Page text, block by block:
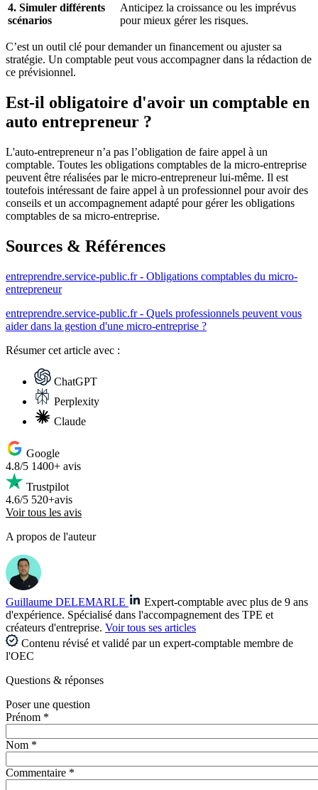
4. Simuler différents
scénarios
Anticipez la croissance ou les imprévus
pour mieux gérer les risques.
C’est un outil clé pour demander un financement ou ajuster sa
stratégie. Un comptable peut vous accompagner dans la rédaction de
ce prévisionnel.
Est-il obligatoire d'avoir un comptable en
auto entrepreneur ?
L'auto-entrepreneur n’a pas l’obligation de faire appel à un
comptable. Toutes les obligations comptables de la micro-entreprise
peuvent être réalisées par le micro-entrepreneur lui-même. Il est
toutefois intéressant de faire appel à un professionnel pour avoir des
conseils et un accompagnement adapté pour gérer les obligations
comptables de sa micro-entreprise.
Sources & Références
entreprendre.service-public.fr - Obligations comptables du micro-
entrepreneur
entreprendre.service-public.fr - Quels professionnels peuvent vous
aider dans la gestion d'une micro-entreprise ?
Résumercet article avec :
ChatGPT
Perplexity
Claude
Google
4.8/5 1400+ avis
Trustpilot
4.6/5 520+avis
Voir tous les avis
A propos de l'auteur
Guillaume DELEMARLE
Expert-comptable avec plus de 9 ans
d'expérience. Spécialisé dans l'accompagnement des TPE et
créateurs d'entreprise. Voir tous ses articles
Contenu révisé et validé par un expert-comptable membre de
l'OEC
Questions & réponses
Poser une question
Prénom *
Nom *
Commentaire *